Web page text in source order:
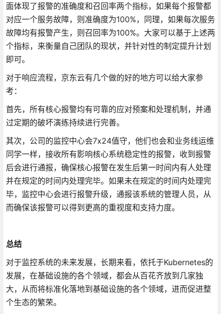
面体现了报警的准确度和召回率两个指标，如果每个报警都
对应一个服务故障，则准确度为100%，同理，如果每次服务
故障均有报警产生，则召回率为100%。大家可以基于上述两
个指标，来衡量自己团队的现状，并针对性的制定提升计划
即可。
对于响应流程，京东云有几个做的好的地方可以给大家参
考：
首先，所有核心报警均有可靠的应对预案和处理机制，并通
过定期的破坏演练持续进行完善。
其次，公司的监控中心会7x24值守，他们也会和业务线运维
同学一样，接收所有影响核心系统稳定性的报警，收到报警
后会进行通报，确保核心报警在发生后第一时间内有人处理
并在规定的时间内处理完毕。如果未在规定的时间内处理完
毕，监控中心会进行报警升级，通报该系统的管理人员，从
而确保该报警可以得到更高的重视度和支持力度。
总结
对于监控系统的未来发展，长期来看，依托于Kubernetes的
发展，在基础设施的各个领域，都会从百花齐放到几家独
大，从而将标准化落地到基础设施的各个领域，进而促进整
个生态的繁荣。